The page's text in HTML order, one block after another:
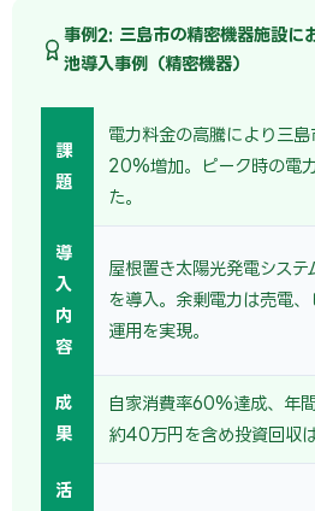
事例2: 三島市の精密機器施設に
池導入事例（精密機器）
課
題
電力料金の高騰により三
20%増加。ピーク時の電
た。
導
入
内
容
屋根置き太陽光発電シス
を導入。余剰電力は売電
運用を実現。
成
果
自家消費率60%達成、年
約40万円を含め投資回収
活